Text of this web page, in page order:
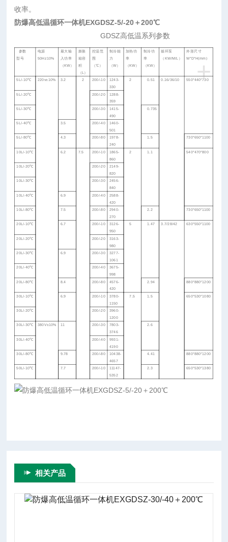
收率。
防爆高低温循环一体机EXGDSZ-5/-20＋200℃
GDSZ高低温系列参数
+
参数
型号
电源
50Hz10%
最大输
入功率
（KW）
膨胀
箱容
积
（L ）
控温范
围
（℃ ）
制冷能
力
（W）
加热功
率
（KW）
制冷功
率
（KW）
循环泵
（KW/M/L ）
外形尺寸
W*D*H(mm)
5L/-10℃ 220v±10% 3.2 2 200/-10
1243-
330
2 0.51 0.16/36/10 550*440*730
5L/-20℃ 200/-20 1288-
359
5L/-30℃ 200/-30
1415-
490
0.735
5L/-40℃ 3.5 200/-40
1460-
501
5L/-80℃ 4.3 200/-80
1978-
240
1.5 730*650*1100
10L/-10℃ 6.2 7.5 200/-10
1865-
860
2 1.1 540*470*800
10L/-20℃ 200/-20
2149-
820
10L/-30℃ 200/-30 2456-
840
10L/-40℃ 6.9 200/-40
2588-
420
10L/-80℃ 7.5 200/-80 2940-
270
2.2 730*650*1100
20L/-10℃ 6.7 200/-10
3126-
950
5 1.47 3.7/28/42 630*550*1100
20L/-20℃ 200/-20
3163-
980
20L/-30℃ 6.9 200/-30
3277-
1061
20L/-40℃ 200/-40
3675-
998
20L/-80℃ 8.4 200/-80
4576-
420
2.94 880*880*1200
30L/-10℃ 6.9 200/-10
3780-
1150
7.5 1.5 650*530*1080
30L/-20℃ 200/-20
3960-
1200
30L/-30℃ 380V±10% 11 200/-30
7803-
3746
2.6
30L/-40℃ 200/-40 9931-
4190
30L/-80℃ 9.78 200/-80
10438-
4657
4.41 880*880*1200
50L/-10℃ 7.7 200/-10 11147-
5352
2.3 650*530*1380
相关产品